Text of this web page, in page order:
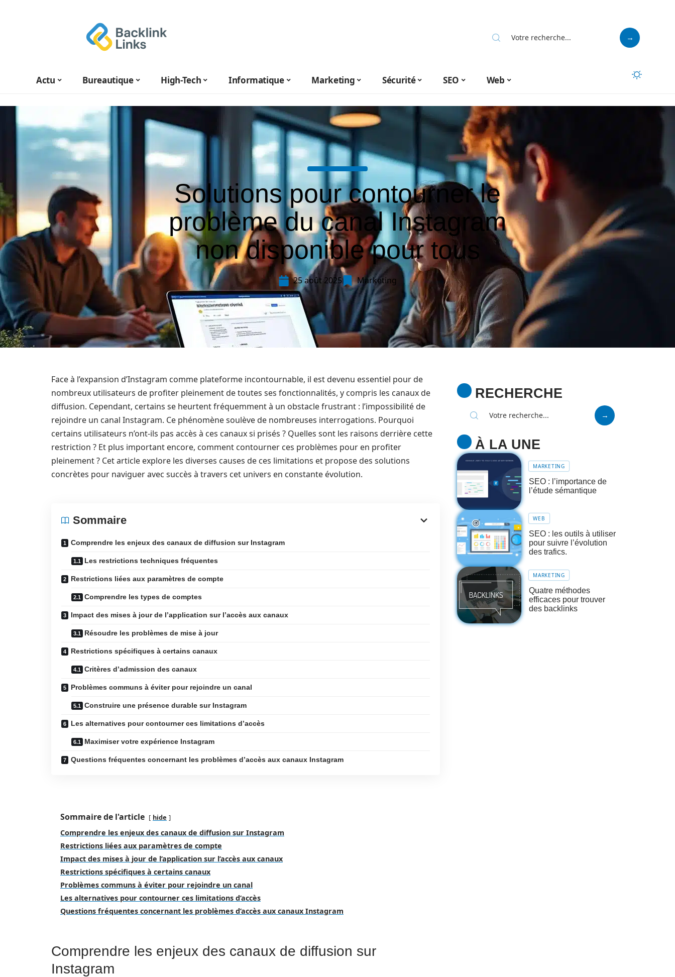
Actu Bureautique High-Tech Informatique Marketing Sécurité SEO Web
Solutions pour contourner le
problème du canal Instagram
non disponible pour tous
25 août 2025 Marketing
Face à l’expansion d’Instagram comme plateforme incontournable, il est devenu essentiel pour de
nombreux utilisateurs de profiter pleinement de toutes ses fonctionnalités, y compris les canaux de
diffusion. Cependant, certains se heurtent fréquemment à un obstacle frustrant : l’impossibilité de
rejoindre un canal Instagram. Ce phénomène soulève de nombreuses interrogations. Pourquoi
certains utilisateurs n’ont-ils pas accès à ces canaux si prisés ? Quelles sont les raisons derrière cette
restriction ? Et plus important encore, comment contourner ces problèmes pour en profiter
pleinement ? Cet article explore les diverses causes de ces limitations et propose des solutions
concrètes pour naviguer avec succès à travers cet univers en constante évolution.
Sommaire
Comprendre les enjeux des canaux de diffusion sur Instagram
Les restrictions techniques fréquentes
Restrictions liées aux paramètres de compte
Comprendre les types de comptes
Impact des mises à jour de l’application sur l’accès aux canaux
Résoudre les problèmes de mise à jour
Restrictions spécifiques à certains canaux
Critères d’admission des canaux
Problèmes communs à éviter pour rejoindre un canal
Construire une présence durable sur Instagram
Les alternatives pour contourner ces limitations d’accès
Maximiser votre expérience Instagram
Questions fréquentes concernant les problèmes d’accès aux canaux Instagram
Sommaire de l'article hide
Comprendre les enjeux des canaux de diffusion sur Instagram
Restrictions liées aux paramètres de compte
Impact des mises à jour de l’application sur l’accès aux canaux
Restrictions spécifiques à certains canaux
Problèmes communs à éviter pour rejoindre un canal
Les alternatives pour contourner ces limitations d’accès
Questions fréquentes concernant les problèmes d’accès aux canaux Instagram
Comprendre les enjeux des canaux de diffusion sur
Instagram
RECHERCHE
À LA UNE
MARKETING
SEO : l’importance de
l’étude sémantique
WEB
SEO : les outils à utiliser
pour suivre l’évolution
des trafics.
MARKETING
Quatre méthodes
efficaces pour trouver
des backlinks